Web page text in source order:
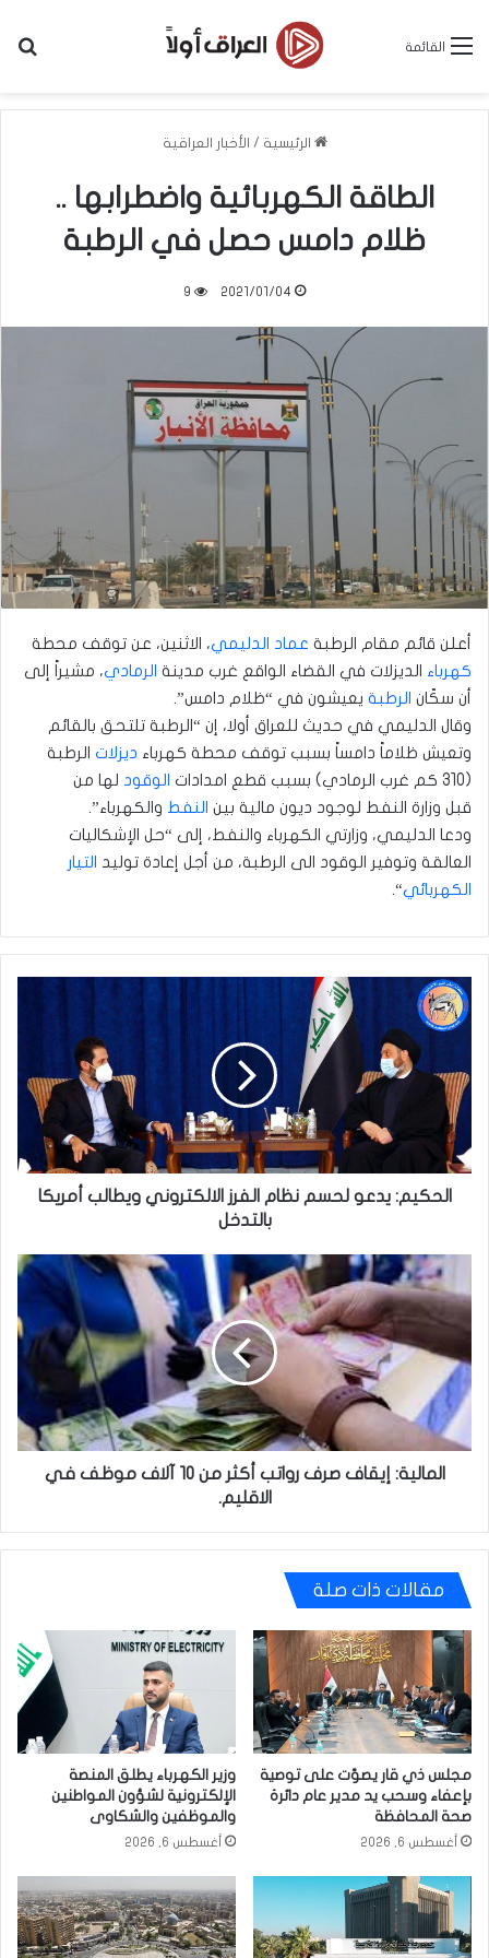
القائمة
الرئيسية / الأخبار العراقية
الطاقة الكهربائية واضطرابها ..
ظلام دامس حصل في الرطبة
2021/01/04
9
أعلن قائم مقام الرطبة عماد الدليمي، الاثنين، عن توقف محطة
كهرباء الديزلات في القضاء الواقع غرب مدينة الرمادي، مشيراً إلى
أن سكّان الرطبة يعيشون في “ظلام دامس”.
وقال الدليمي في حديث للعراق أولا، إن “الرطبة تلتحق بالقائم
وتعيش ظلاماً دامساً بسبب توقف محطة كهرباء ديزلات الرطبة
(310 كم غرب الرمادي) بسبب قطع امدادات
الوقود لها من
قبل وزارة النفط لوجود ديون مالية بين النفط والكهرباء”.
ودعا الدليمي، وزارتي الكهرباء والنفط، إلى “حل الإشكاليات
العالقة وتوفير الوقود الى الرطبة، من أجل إعادة توليد التيار
الكهربائي“.
الحكيم:
يدعو
لحسم
الفرز
الالكتروني
ويطالب
أمريكا
بالتدخل
الحكيم: يدعو لحسم نظام الفرز الالكتروني ويطالب أمريكا
بالتدخل
المالية:
إيقاف
صرف
رواتب
أكثر
من
10
آلاف
موظف
المالية: إيقاف صرف رواتب أكثر من 10 آلاف موظف في
الاقليم.
مقالات ذات صلة
مجلس ذي قار يصوّت على توصية
بإعفاء وسحب يد مدير عام دائرة
صحة المحافظة
أغسطس 6, 2026
وزير الكهرباء يطلق المنصة
الإلكترونية لشؤون المواطنين
والموظفين والشكاوى
أغسطس 6, 2026